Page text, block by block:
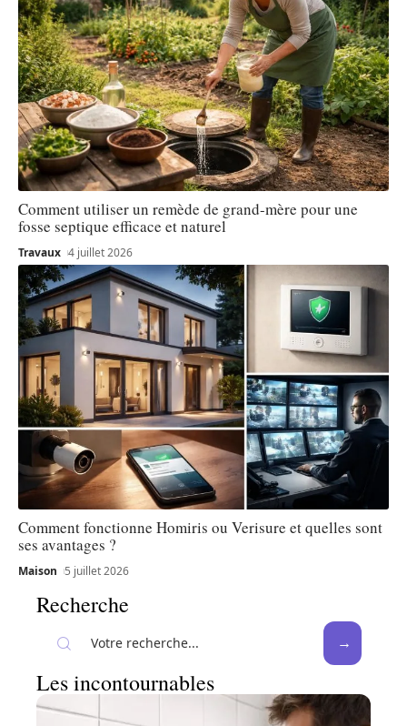
Comment utiliser un remède de grand-mère pour une
fosse septique efficace et naturel
Travaux 4 juillet 2026
Comment fonctionne Homiris ou Verisure et quelles sont
ses avantages ?
Maison 5 juillet 2026
Recherche
Les incontournables